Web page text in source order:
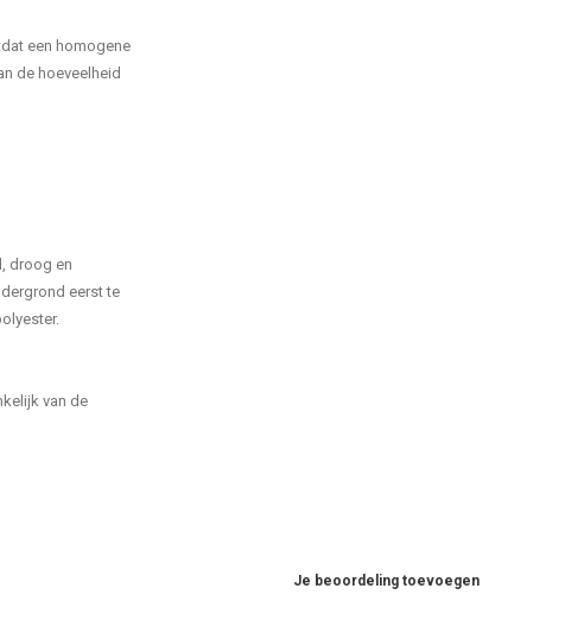
een homogene
de hoeveelheid
droog en
eerst te
van de
Je beoordeling toevoegen